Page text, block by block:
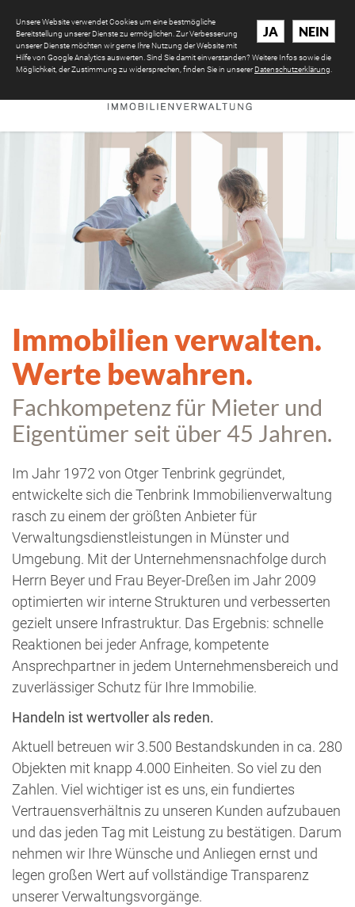
Immobilien verwalten.
Werte bewahren.
Fachkompetenz für Mieter und
Eigentümer seit über 45 Jahren.
Im Jahr 1972 von Otger Tenbrink gegründet,
entwickelte sich die Tenbrink Immobilienverwaltung
rasch zu einem der größten Anbieter für
Verwaltungsdienstleistungen in Münster und
Umgebung. Mit der Unternehmensnachfolge durch
Herrn Beyer und Frau Beyer-Dreßen im Jahr 2009
optimierten wir interne Strukturen und verbesserten
gezielt unsere Infrastruktur. Das Ergebnis: schnelle
Reaktionen bei jeder Anfrage, kompetente
Ansprechpartner in jedem Unternehmensbereich und
zuverlässiger Schutz für Ihre Immobilie.
Handeln ist wertvoller als reden.
Aktuell betreuen wir 3.500 Bestandskunden in ca. 280
Objekten mit knapp 4.000 Einheiten. So viel zu den
Zahlen. Viel wichtiger ist es uns, ein fundiertes
Vertrauensverhältnis zu unseren Kunden aufzubauen
und das jeden Tag mit Leistung zu bestätigen. Darum
nehmen wir Ihre Wünsche und Anliegen ernst und
legen großen Wert auf vollständige Transparenz
unserer Verwaltungsvorgänge.
NEIN
JA
Unsere Website verwendet Cookies um eine bestmögliche
Bereitstellung unserer Dienste zu ermöglichen. Zur Verbesserung
unserer Dienste möchten wir gerne Ihre Nutzung der Website mit
Hilfe von Google Analytics auswerten. Sind Sie damit einverstanden? Weitere Infos sowie die
Möglichkeit, der Zustimmung zu widersprechen, finden Sie in unsererDatenschutzerklärung